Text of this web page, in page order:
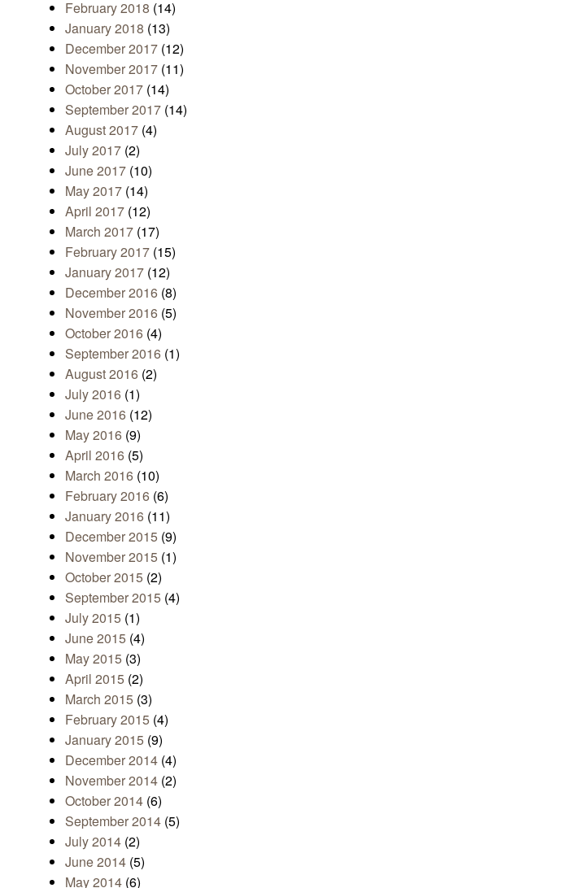
February 2018 (14)
January 2018 (13)
December 2017 (12)
November 2017 (11)
October 2017 (14)
September 2017 (14)
August 2017 (4)
July 2017 (2)
June 2017 (10)
May 2017 (14)
April 2017 (12)
March 2017 (17)
February 2017 (15)
January 2017 (12)
December 2016 (8)
November 2016 (5)
October 2016 (4)
September 2016 (1)
August 2016 (2)
July 2016 (1)
June 2016 (12)
May 2016 (9)
April 2016 (5)
March 2016 (10)
February 2016 (6)
January 2016 (11)
December 2015 (9)
November 2015 (1)
October 2015 (2)
September 2015 (4)
July 2015 (1)
June 2015 (4)
May 2015 (3)
April 2015 (2)
March 2015 (3)
February 2015 (4)
January 2015 (9)
December 2014 (4)
November 2014 (2)
October 2014 (6)
September 2014 (5)
July 2014 (2)
June 2014 (5)
May 2014 (6)